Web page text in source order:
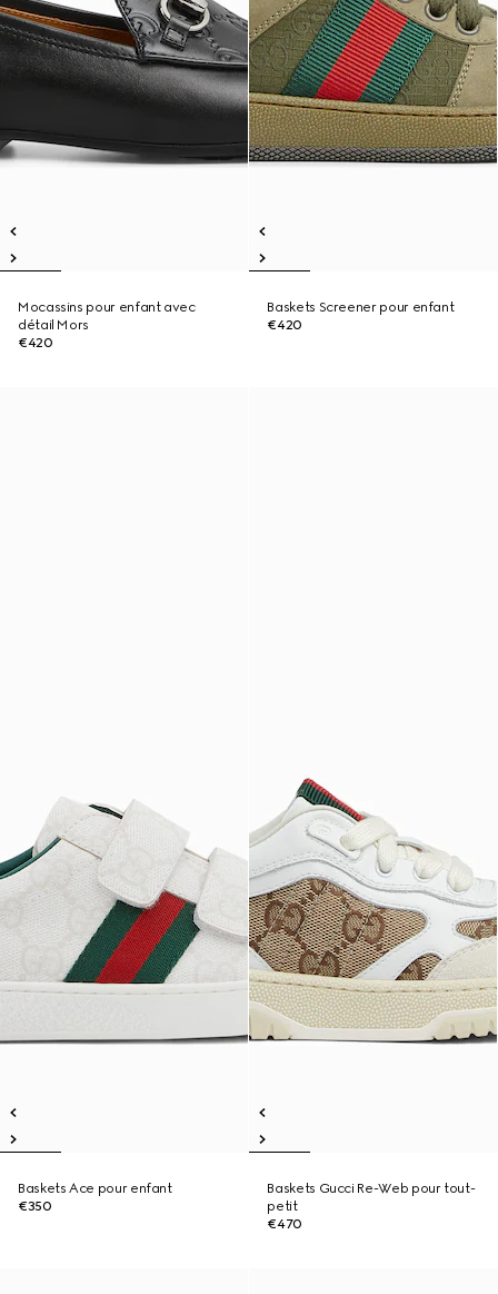
Mocassins pour enfant avec
détail Mors
€420
Baskets Screener pour enfant
€420
Baskets Ace pour enfant
€350
Baskets Gucci Re-Web pour tout-
petit
€470